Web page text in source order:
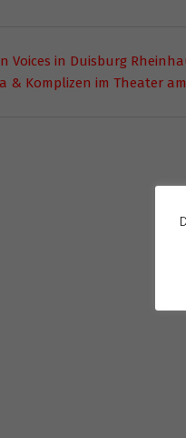
Voices in Duisburg
& Komplizen im Theater